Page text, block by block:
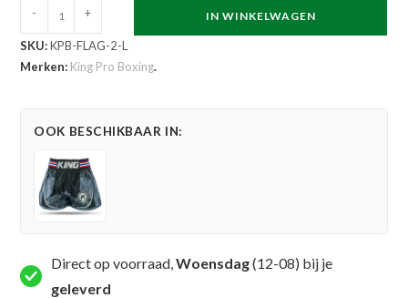
King
Pro
Boxing
Kickboksbroekje
FLAG
aantal
- + IN WINKELWAGEN
SKU:KPB-FLAG-2-L
Merken: King Pro Boxing.
OOK BESCHIKBAAR IN:
Direct op voorraad,Woensdag(12-08) bij je
geleverd